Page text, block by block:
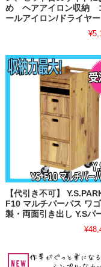
め ヘアアイロン収納
ールアイロン/ドライヤー
【代引き不可】
F10 マルチパーパス ワ
製・両面引き出し Y.Sパ